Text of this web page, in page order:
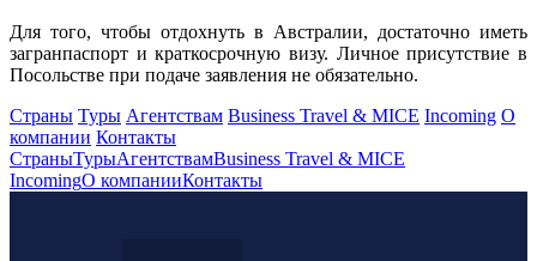
Для того, чтобы отдохнуть в Австралии, достаточно иметь
загранпаспорт и краткосрочную визу. Личное присутствие в
Посольстве при подаче заявления не обязательно.
Страны Туры Агентствам Business Travel & MICE Incoming О
компании Контакты
СтраныТурыАгентствамBusiness Travel & MICE
IncomingО компанииКонтакты